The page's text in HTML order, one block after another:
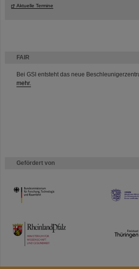
FAIR
Bei GSI entsteht das neue
mehr.
Gefördert von
HMWK
TMWWDG
Aktuelle Termine